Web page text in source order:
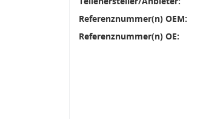
Referenznummer(n) OEM:
Referenznummer(n) OE: